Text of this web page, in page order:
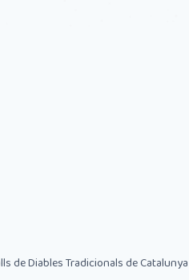
de Diables Tradicionals de Catalunya